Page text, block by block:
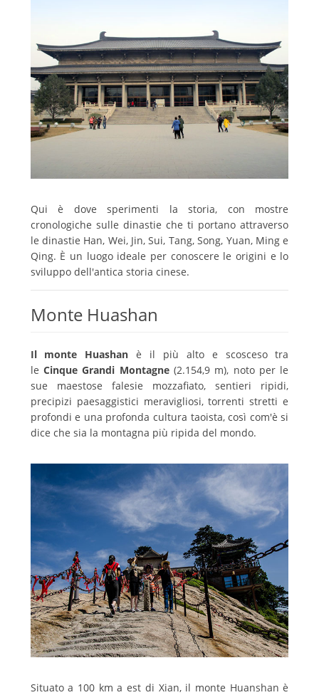
Qui è dove sperimenti la storia, con mostre
cronologiche sulle dinastie che ti portano attraverso
le dinastie Han, Wei, Jin, Sui, Tang, Song, Yuan, Ming e
Qing. È un luogo ideale per conoscere le origini e lo
sviluppo dell'antica storia cinese.
Monte Huashan
Il monte Huashan è il più alto e scosceso tra
le Cinque Grandi Montagne(2.154,9 m), noto per le
sue maestose falesie mozzafiato, sentieri ripidi,
precipizi paesaggistici meravigliosi, torrenti stretti e
profondi e una profonda cultura taoista, così com'è si
dice che sia la montagna più ripida del mondo.
Situato a 100 km a est di Xian, il monte Huanshan è